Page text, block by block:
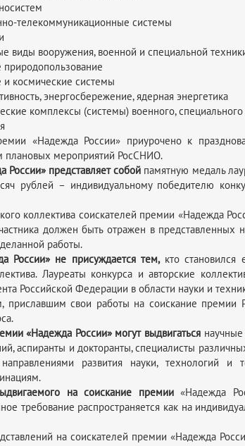
телекоммуникационные системы
виды вооружения, военной и специальной
природопользование
и космические системы
энергосбережение, ядерная энергетика
комплексы (системы) военного,
«Надежда России» приурочено к
плановых мероприятий РосСНИО.
России» представляет собой памятную медаль
рублей – индивидуальному победителю
коллектива соискателей премии «Надежда
должен быть отражен в представленных
работы.
России» не присуждается тем,кто становился
Лауреаты конкурса и авторские
Российской Федерации в области науки и
приславшим свои работы на соискание премии
«Надежда России» могут выдвигаться
аспиранты и докторанты, специалисты
развития науки, технологий
на соискание премии«Надежда
требование распространяется как на
на соискателей премии «Надежда